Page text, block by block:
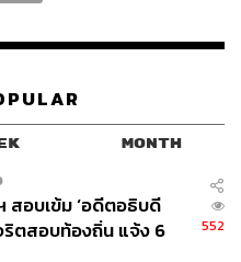
MONTH
สอบเข้ม ‘อดีตอธิบดี
ริตสอบท้องถิ่น แจ้ง 6
552